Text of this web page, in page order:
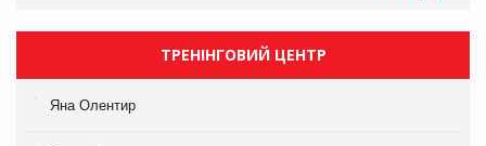
ТРЕНІНГОВИЙ ЦЕНТР
Яна Олентир